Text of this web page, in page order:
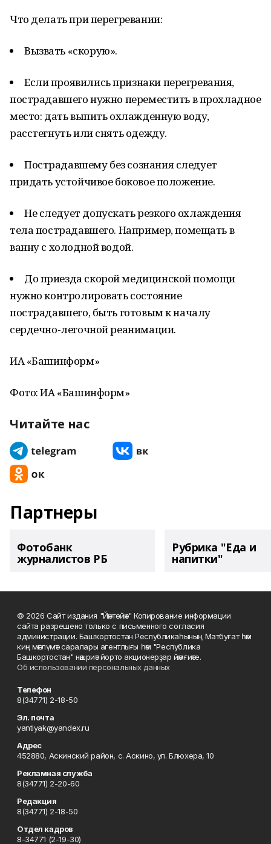
Что делать при перегревании:
Вызвать «скорую».
Если проявились признаки перегревания,
пострадавшего нужно переместить в прохладное
место: дать выпить охлажденную воду,
расстегнуть или снять одежду.
Пострадавшему без сознания следует
придать устойчивое боковое положение.
Не следует допускать резкого охлаждения
тела пострадавшего. Например, помещать в
ванну с холодной водой.
До приезда скорой медицинской помощи
нужно контролировать состояние
пострадавшего, быть готовым к началу
сердечно-легочной реанимации.
ИА «Башинформ»
Фото: ИА «Башинформ»
Читайте нас
Партнеры
Фотобанк
журналистов РБ
Рубрика "Еда и
напитки"
© 2026 Сайт издания "Йәнтөйәк" Копирование информации
сайта разрешено только с письменного согласия
администрации. Башҡортостан Республикаһының Матбуғат һәм
киң мәғлүмәт саралары агентлығы һәм "Республика
Башкортостан" нәшриәт йорто акционерҙар йәмғиәте.
Об использовании персональных данных
Телефон
8(34771) 2-18-50
Эл. почта
yantiyak@yandex.ru
Адрес
452880, Аскинский район, с. Аскино, ул. Блюхера, 10
Рекламная служба
8(34771) 2-20-60
Редакция
8(34771) 2-18-50
Отдел кадров
8-34771 (2-19-30)